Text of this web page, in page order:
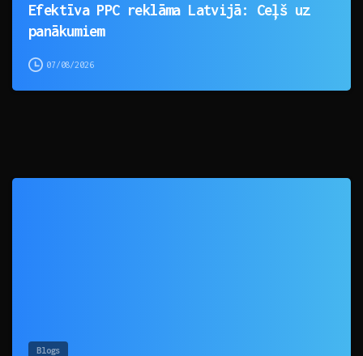
Efektīva PPC reklāma Latvijā: Ceļš uz
panākumiem
07/08/2026
Blogs